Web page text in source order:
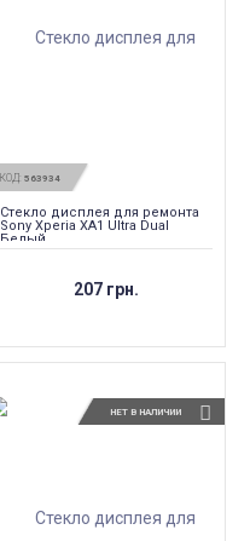
КОД: 563934
Стекло дисплея для ремонта
Sony Xperia XA1 Ultra Dual
Белый
207 грн.
НЕТ В НАЛИЧИИ